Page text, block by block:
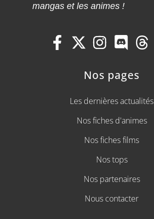
mangas et les animes !
Nos pages
Les dernières actualités
Nos fiches d'animes
Nos fiches films
Nos tops
Nos partenaires
Nous contacter